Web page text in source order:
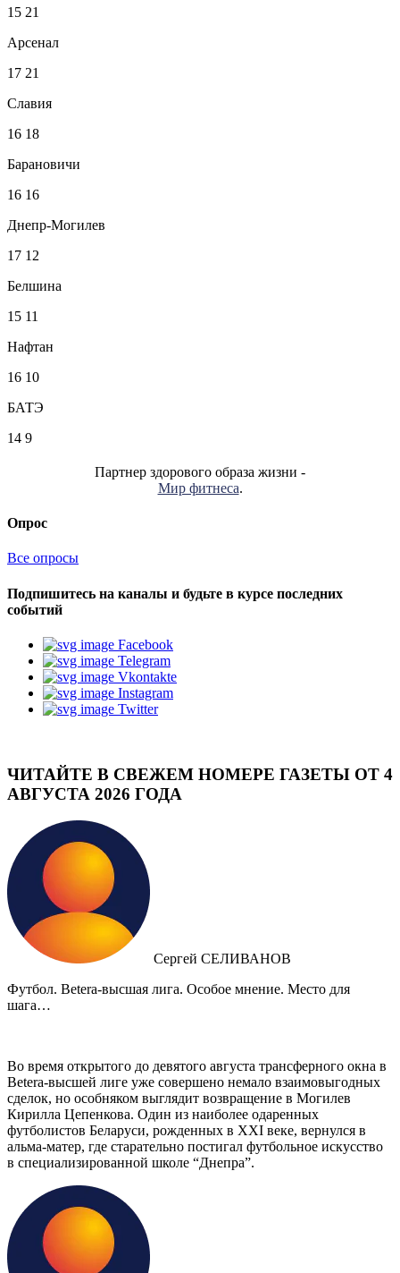
15 21
Арсенал
17 21
Славия
16 18
Барановичи
16 16
Днепр-Могилев
17 12
Белшина
15 11
Нафтан
16 10
БАТЭ
14 9
Партнер здорового образа жизни -
Мир фитнеса.
Опрос
Все опросы
Подпишитесь на каналы и будьте в курсе последних
событий
Facebook
Telegram
Vkontakte
Instagram
Twitter
ЧИТАЙТЕ В СВЕЖЕМ НОМЕРЕ ГАЗЕТЫ ОТ 4
АВГУСТА 2026 ГОДА
Сергей СЕЛИВАНОВ
Футбол. Betera-высшая лига. Особое мнение. Место для
шага…
Во время открытого до девятого августа трансферного окна в
Betera-высшей лиге уже совершено немало взаимовыгодных
сделок, но особняком выглядит возвращение в Могилев
Кирилла Цепенкова. Один из наиболее одаренных
футболистов Беларуси, рожденных в XXI веке, вернулся в
альма-матер, где старательно постигал футбольное искусство
в специализированной школе “Днепра”.